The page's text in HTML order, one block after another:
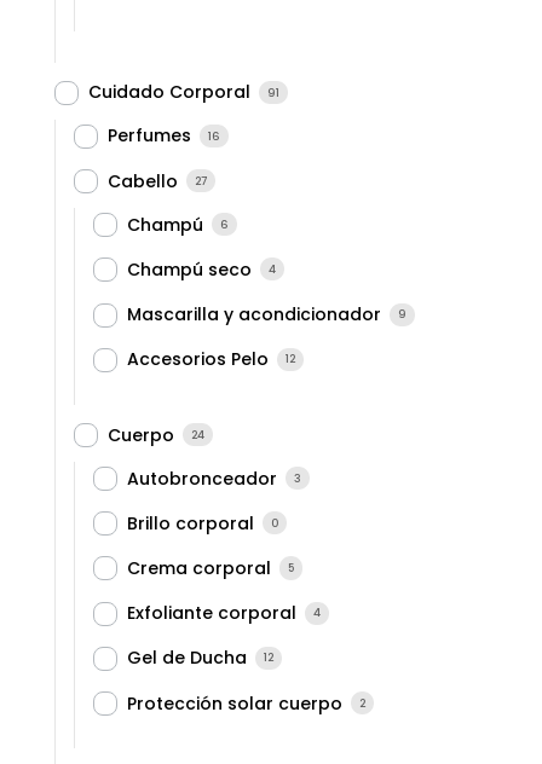
Cuidado Corporal 91
Perfumes 16
Cabello 27
Champú 6
Champú seco 4
Mascarilla y acondicionador 9
Accesorios Pelo 12
Cuerpo 24
Autobronceador 3
Brillo corporal 0
Crema corporal 5
Exfoliante corporal 4
Gel de Ducha 12
Protección solar cuerpo 2